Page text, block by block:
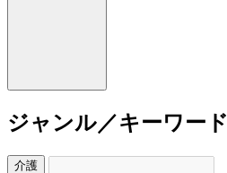
ジャンル／キーワード
介護